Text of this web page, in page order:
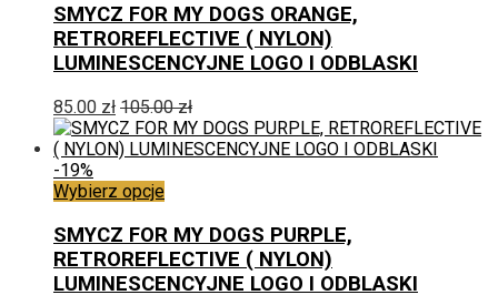
ma
wiele
wariantów.
Opcje
można
wybrać
na
stronie
produktu
SMYCZ FOR MY DOGS ORANGE,
RETROREFLECTIVE ( NYLON)
LUMINESCENCYJNE LOGO I ODBLASKI
85.00 zł 105.00zł
-19%
Wybierz opcjeTen
ma
wiele
wariantów.
SMYCZ FOR MY DOGS PURPLE,
RETROREFLECTIVE ( NYLON)
LUMINESCENCYJNE LOGO I ODBLASKI